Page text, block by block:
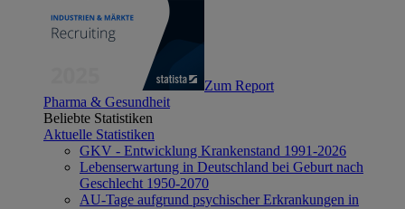
Zum Report
Pharma & Gesundheit
Beliebte Statistiken
Aktuelle Statistiken
GKV - Entwicklung Krankenstand 1991-2026
Lebenserwartung in Deutschland bei Geburt nach
Geschlecht 1950-2070
AU-Tage aufgrund psychischer Erkrankungen in